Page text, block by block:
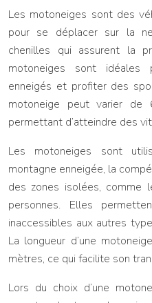
Les motoneiges sont des
pour se déplacer sur la
chenilles qui assurent la
motoneiges sont idéales
enneigés et profiter des
motoneige peut varier
permettant d’atteindre des
Les motoneiges sont
montagne enneigée, la
des zones isolées,
personnes. Elles
inaccessibles aux autres
La longueur d’une
mètres, ce qui facilite son
Lors du choix d’une